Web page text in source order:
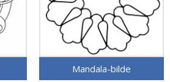
Mandala-bilde